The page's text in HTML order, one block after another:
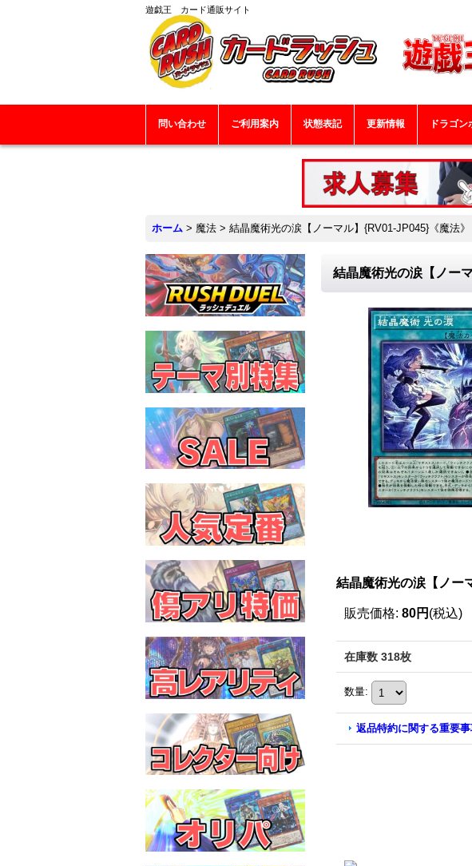
遊戯王 カード通販サイト
問い合わせ ご利用案内 状態表記 更新情報 ドラゴ
ホーム > 魔法 > 結晶魔術光の涙【ノーマル】{RV01-JP045}《魔法》
結晶魔術光の涙【ノー
結晶魔術光の涙【ノー
販売価格: 80円 (税込)
在庫数 318枚
数量:
返品特約に関する重要